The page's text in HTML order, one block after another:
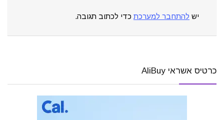
יש להתחבר למערכת כדי לכתוב תגובה.
כרטיס אשראי AliBuy